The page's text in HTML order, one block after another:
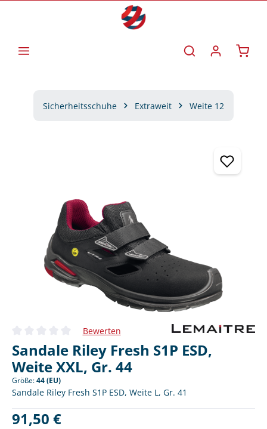
Sicherheitsschuhe Extraweit Weite 12
Durchschnittliche Bewertung von 0 von 5 Sternen
Bewerten
Sandale Riley Fresh S1P ESD,
Weite XXL, Gr. 44
Größe:44 (EU)
Sandale Riley Fresh S1P ESD, Weite L, Gr. 41
Regulärer Preis:
91,50 €